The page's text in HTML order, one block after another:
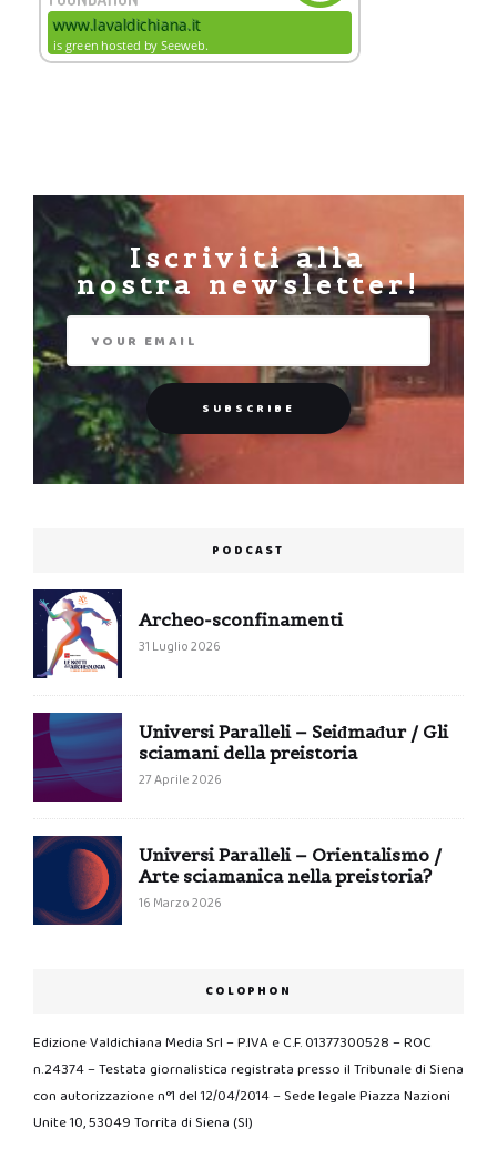
Iscriviti alla
nostra newsletter!
PODCAST
Archeo-sconfinamenti
31 Luglio 2026
Universi Paralleli – Seiđmađur / Gli
sciamani della preistoria
27 Aprile 2026
Universi Paralleli – Orientalismo /
Arte sciamanica nella preistoria?
16 Marzo 2026
COLOPHON
Edizione Valdichiana Media Srl – P.IVA e C.F. 01377300528 – ROC
n.24374 – Testata giornalistica registrata presso il Tribunale di Siena
con autorizzazione n°1 del 12/04/2014 – Sede legale Piazza Nazioni
Unite 10, 53049 Torrita di Siena (SI)